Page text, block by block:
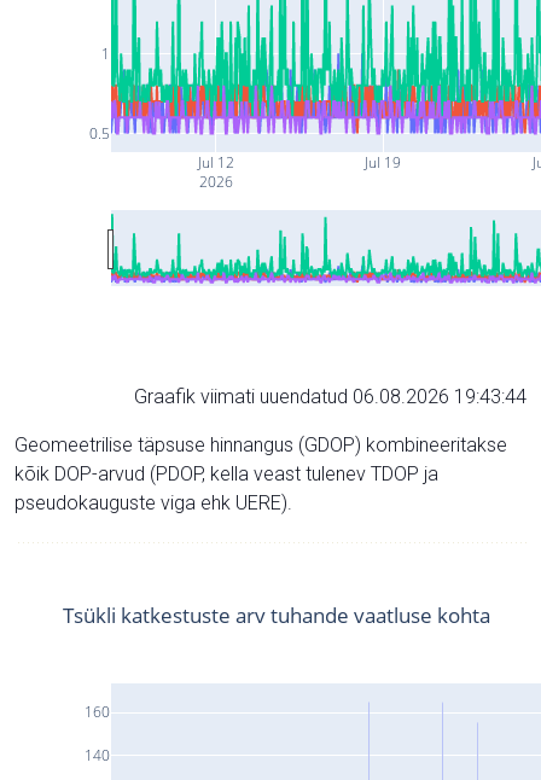
Jul 12
2026
Jul 19
0.5
1
Graafik viimati uuendatud 06.08.2026 19:43:44
Geomeetrilise täpsuse hinnangus (GDOP) kombineeritakse
kõik DOP-arvud (PDOP, kella veast tulenev TDOP ja
pseudokauguste viga ehk UERE).
140
160
Tsükli katkestuste arv tuhande vaatluse kohta